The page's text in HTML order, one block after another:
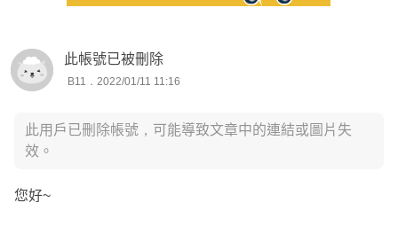
此帳號已被刪除
B11．2022/01/11 11:16
此用戶已刪除帳號，可能導致文章中的連結或圖片失
效。
您好~